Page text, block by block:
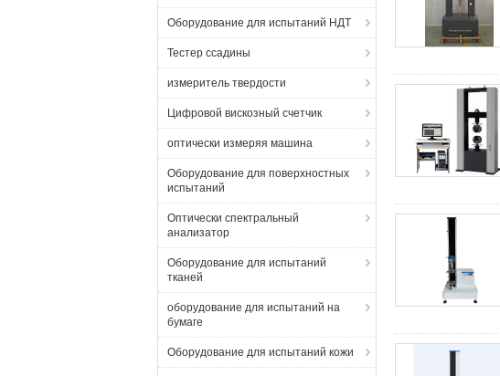
Оборудование для испытаний НДТ
Тестер ссадины
измеритель твердости
Цифровой вискозный счетчик
оптически измеряя машина
Оборудование для поверхностных
испытаний
Оптически спектральный
анализатор
Оборудование для испытаний
тканей
оборудование для испытаний на
бумаге
Оборудование для испытаний кожи